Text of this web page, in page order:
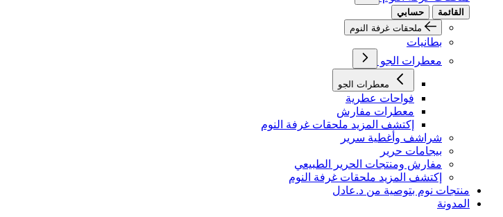
القائمة
حسابي
ملحقات غرفة النوم
بطانيات
معطرات الجو
معطرات الجو
فواحات عطرية
معطرات مفارش
إكتشف المزيد ملحقات غرفة النوم
شراشف وأغطية سرير
بيجامات حرير
مفارش ومنتجات الحرير الطبيعي
إكتشف المزيد ملحقات غرفة النوم
منتجات نوم بتوصية من د.عادل
المدونة